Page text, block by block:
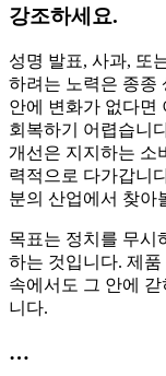
강조하세요.
성명 발표, 사과, 또
하려는 노력은 종종
안에 변화가 없다면
회복하기 어렵습니
개선은 지지하는 소
력적으로 다가갑니
분의 산업에서 찾아
목표는 정치를 무시
하는 것입니다. 제
속에서도 그 안에
니다.
…